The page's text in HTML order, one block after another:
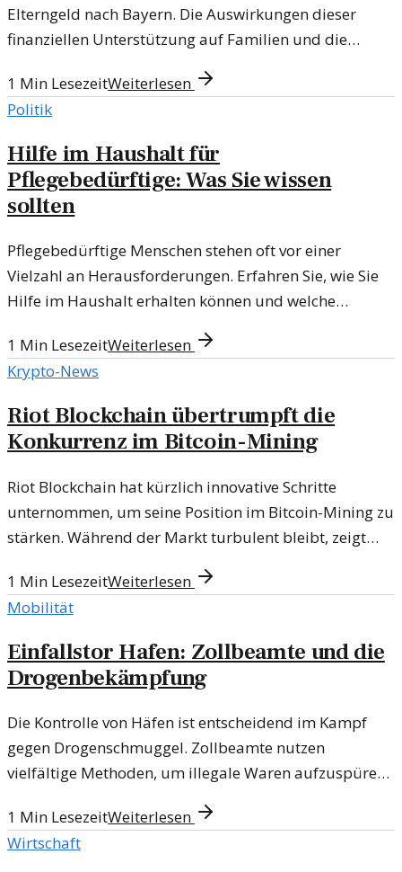
Elterngeld nach Bayern. Die Auswirkungen dieser
finanziellen Unterstützung auf Familien und die
1 Min LesezeitWeiterlesen
Politik
Hilfe im Haushalt für
Pflegebedürftige: Was Sie wissen
sollten
Pflegebedürftige Menschen stehen oft vor einer
Vielzahl an Herausforderungen. Erfahren Sie, wie Sie
Hilfe im Haushalt erhalten können und welche
1 Min LesezeitWeiterlesen
Krypto-News
Riot Blockchain übertrumpft die
Konkurrenz im Bitcoin-Mining
Riot Blockchain hat kürzlich innovative Schritte
unternommen, um seine Position im Bitcoin-Mining zu
stärken. Während der Markt turbulent bleibt, zeigt
1 Min LesezeitWeiterlesen
Mobilität
Einfallstor Hafen: Zollbeamte und die
Drogenbekämpfung
Die Kontrolle von Häfen ist entscheidend im Kampf
gegen Drogenschmuggel. Zollbeamte nutzen
vielfältige Methoden, um illegale Waren aufzuspüren
1 Min LesezeitWeiterlesen
Wirtschaft